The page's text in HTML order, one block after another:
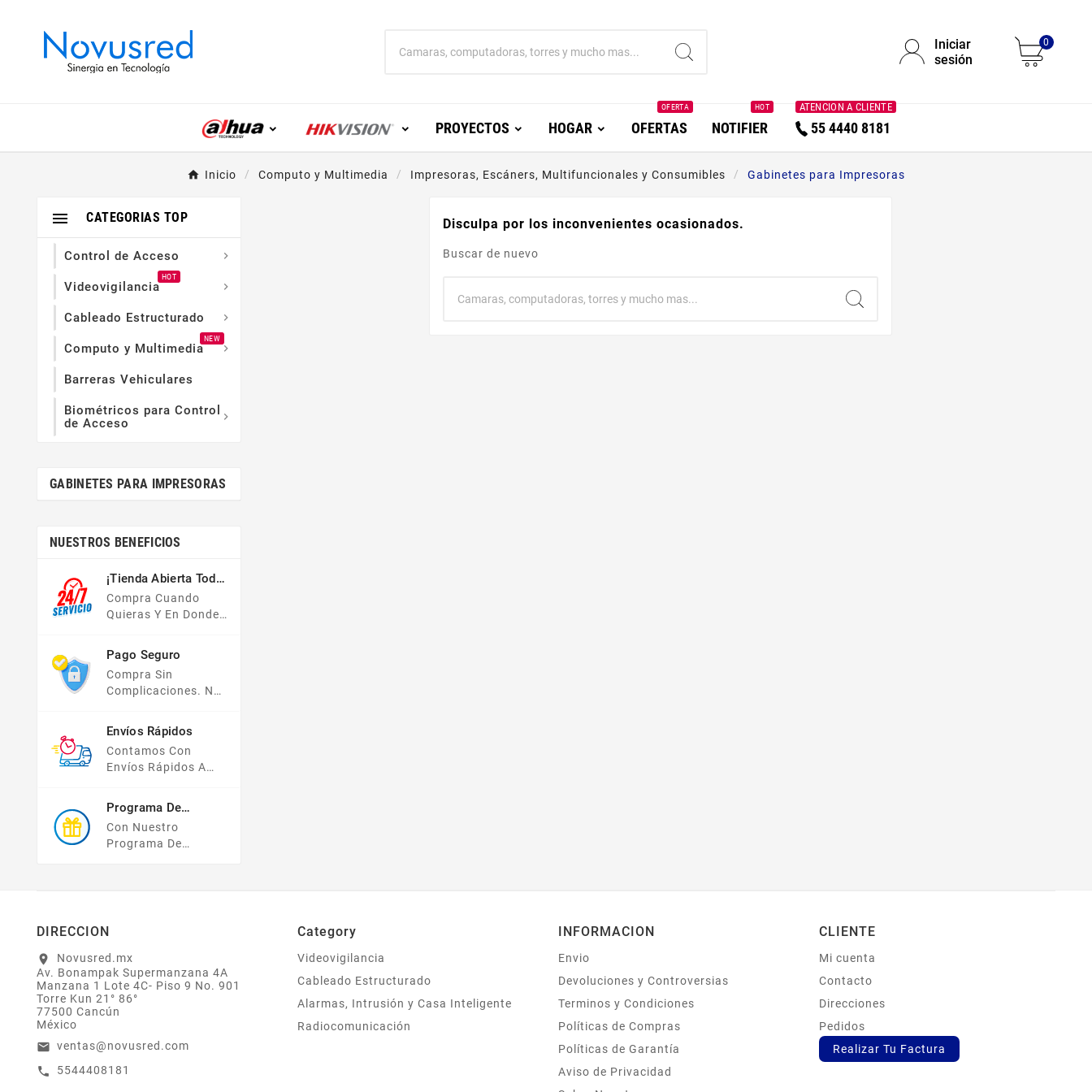
Iniciar
sesión
0
PROYECTOS HOGAR OFERTAS
OFERTA
NOTIFIER
HOT
55 4440 8181
ATENCION A CLIENTE
Inicio Computo y Multimedia Impresoras, Escáners, Multifuncionales y Consumibles Gabinetes para Impresoras
CATEGORIAS TOP

Control de Acceso 
Videovigilancia
HOT

Cableado Estructurado 
Computo y Multimedia
NEW

Barreras Vehiculares
Biométricos para Control
de Acceso

GABINETES PARA IMPRESORAS
NUESTROS BENEFICIOS
¡Tienda Abierta Todo
El Año!
Compra Cuando
Quieras Y En Donde
Tienda En Línea Está
Disponible Las 24
Hrs Del Día, Los 7
Días De La Semana.
Pago Seguro
Compra Sin
Complicaciones. No
Pago, Todas Tus
Compras Y Tus
Datos Están
Protegidos Con
Envíos Rápidos
Contamos Con
Envíos Rápidos A
Programa De
Recompensas
Con Nuestro
Programa De
Bonifican A Tu
Electrónico El 1% Del
Total De Tu Compra,
El Cuál Podrás
Utilizar A Partir De
O Acumularlos.
Disculpa por los inconvenientes ocasionados.
Buscar de nuevo
DIRECCION
location_on
Novusred.mx
Av. Bonampak Supermanzana 4A
Manzana 1 Lote 4C- Piso 9 No. 901
Torre Kun 21° 86°
77500 Cancún
México
email ventas@novusred.com
call 5544408181
Category
Videovigilancia
Cableado Estructurado
Alarmas, Intrusión y Casa Inteligente
Radiocomunicación
INFORMACION
Envio
Devoluciones y Controversias
Terminos y Condiciones
Políticas de Compras
Políticas de Garantía
Aviso de Privacidad
CLIENTE
Mi cuenta
Contacto
Direcciones
Pedidos
Realizar Tu Factura